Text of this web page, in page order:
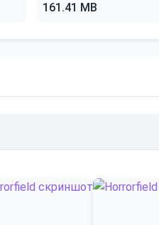
161.41 MB